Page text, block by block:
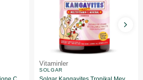
Vitaminler
SOLGAR